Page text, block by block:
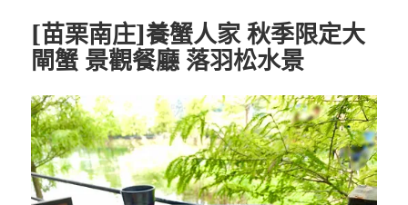
[苗栗南庄]養蟹人家 秋季限定大
閘蟹 景觀餐廳 落羽松水景